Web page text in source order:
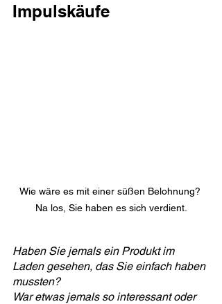
Impulskäufe
Wie wäre es mit einer süßen Belohnung?
Na los, Sie haben es sich verdient.
Haben Sie jemals ein Produkt im
Laden gesehen, das Sie einfach haben
mussten?
War etwas jemals so interessant oder